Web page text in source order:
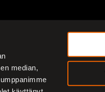
median,